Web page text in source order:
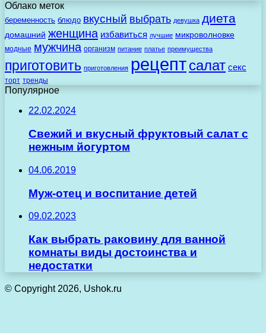
Облако меток
беременность блюдо вкусный выбрать девушка диета
домашний женщина избавиться лучшие микроволновке
модные мужчина организм питание платье преимущества
приготовить приготовления рецептсалат секс
торт тренды
Популярное
22.02.2024
Свежий и вкусный фруктовый салат с
нежным йогуртом
04.06.2019
Муж-отец и воспитание детей
09.02.2023
Как выбрать раковину для ванной
комнаты виды достоинства и
недостатки
© Copyright 2026, Ushok.ru